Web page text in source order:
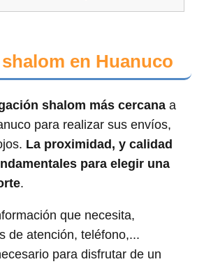
en Huanuco
shalom más cercana a
para realizar sus envíos,
La proximidad, y calidad
para elegir una
.
que necesita,
de atención, teléfono,...
para disfrutar de un